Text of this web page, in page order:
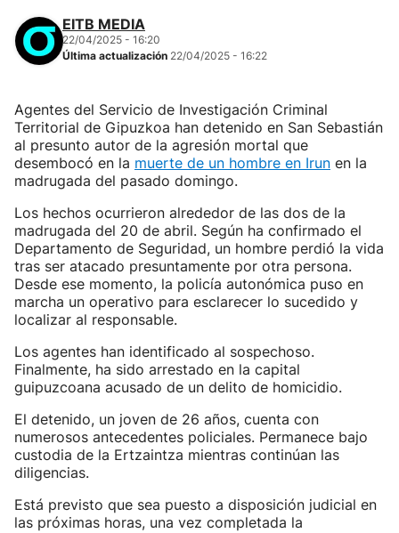
EITB MEDIA
22/04/2025 - 16:20
Última actualización 22/04/2025 - 16:22
Agentes del Servicio de Investigación Criminal
Territorial de Gipuzkoa han detenido en San Sebastián
al presunto autor de la agresión mortal que
desembocó en la muerte de un hombre en Irun en la
madrugada del pasado domingo.
Los hechos ocurrieron alrededor de las dos de la
madrugada del 20 de abril. Según ha confirmado el
Departamento de Seguridad, un hombre perdió la vida
tras ser atacado presuntamente por otra persona.
Desde ese momento, la policía autonómica puso en
marcha un operativo para esclarecer lo sucedido y
localizar al responsable.
Los agentes han identificado al sospechoso.
Finalmente, ha sido arrestado en la capital
guipuzcoana acusado de un delito de homicidio.
El detenido, un joven de 26 años, cuenta con
numerosos antecedentes policiales. Permanece bajo
custodia de la Ertzaintza mientras continúan las
diligencias.
Está previsto que sea puesto a disposición judicial en
las próximas horas, una vez completada la